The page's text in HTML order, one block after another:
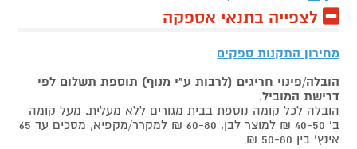
לצפייה בתנאי אספקה
מחירון התקנות ספקים
הובלה/פינוי חריגים (לרבות ע"י מנוף) תוספת תשלום לפי
דרישת המוביל.
הובלה לכל קומה נוספת בבית מגורים ללא מעלית. מעל קומה
ב' 40-50 ₪ למוצר לבן, 60-80 ₪ למקרר/מקפיא, מסכים עד 65
אינץ' בין 50-80 ₪